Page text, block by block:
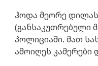
ჰოდა მეორე დილას
(განსაკუთრებული
პოლიციაში. მათ
ამოიღეს კამერები